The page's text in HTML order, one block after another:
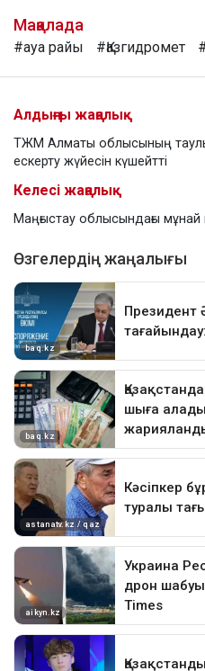
Мақалада
#ауа райы #Қазгидромет
Алдыңғы жаңалық
ТЖМ Алматы облысының
ескерту жүйесін күшейтті
Келесі жаңалық
Маңғыстау облысындағы